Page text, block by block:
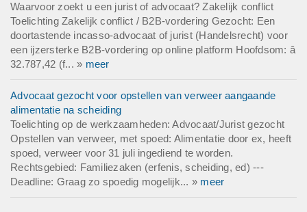
Waarvoor zoekt u een jurist of advocaat? Zakelijk conflict
Toelichting Zakelijk conflict / B2B-vordering Gezocht: Een
doortastende incasso-advocaat of jurist (Handelsrecht) voor
een ijzersterke B2B-vordering op online platform Hoofdsom: â
32.787,42 (f... » meer
Advocaat gezocht voor opstellen van verweer aangaande
alimentatie na scheiding
Toelichting op de werkzaamheden: Advocaat/Jurist gezocht
Opstellen van verweer, met spoed: Alimentatie door ex, heeft
spoed, verweer voor 31 juli ingediend te worden.
Rechtsgebied: Familiezaken (erfenis, scheiding, ed) ---
Deadline: Graag zo spoedig mogelijk... » meer